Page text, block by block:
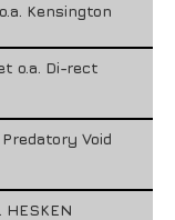
Kensington
o.a. Di-rect
Void